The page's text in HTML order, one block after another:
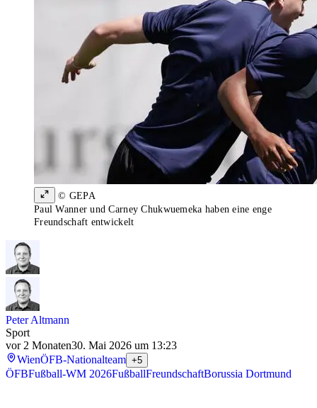
© GEPA
Paul Wanner und Carney Chukwuemeka haben eine enge
Freundschaft entwickelt
Peter Altmann
Sport
vor 2 Monaten30. Mai 2026 um 13:23
WienÖFB-Nationalteam +5
ÖFBFußball-WM 2026FußballFreundschaftBorussia Dortmund